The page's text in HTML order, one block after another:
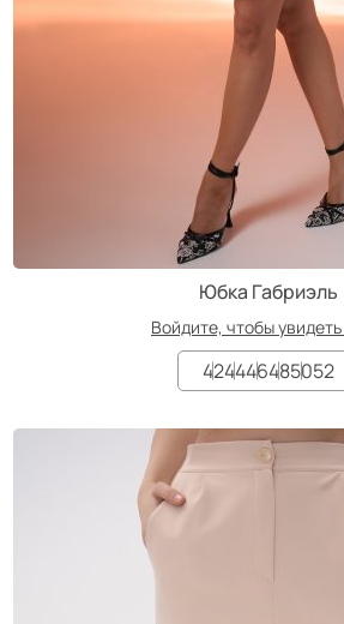
Юбка Габриэль
Войдите, чтобы
424446485052